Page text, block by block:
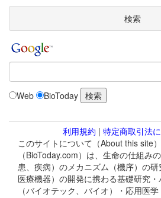
検索
Web BioToday
利用規約 | 特定商取引法
このサイトについて（About this site
（BioToday.com）は、生命の仕組み
患、疾病）のメカニズム（機序）の研
医療機器）の開発に携わる基礎研究
（バイオテック、バイオ）・応用医